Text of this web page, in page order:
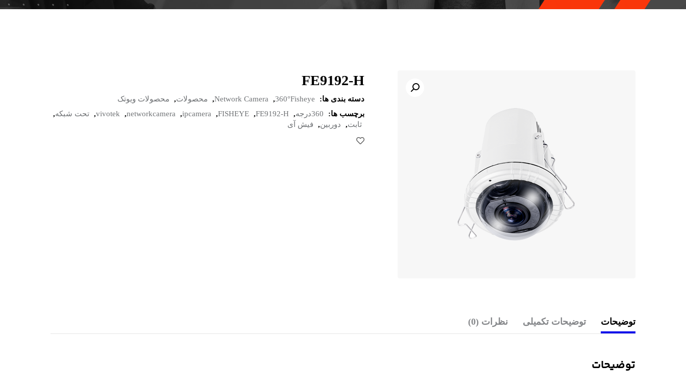
FE9192-H
دسته بندی ها: 360°Fisheye
,
Network Camera
, محصولات,
محصولات ویوتک
برچسب ها:
360درجه ,
FE9192-H
,
FISHEYE
,
ipcamera
,
networkcamera
,
vivotek
, تحت شبکه,
ثابت, دوربین, فیش آی
توضیحات توضیحات تکمیلی نظرات (0)
توضیحات